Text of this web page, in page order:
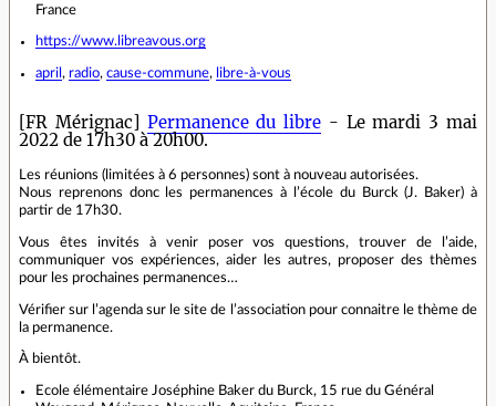
France
https://www.libreavous.org
april , radio, cause-commune, libre-à-vous
[FR Mérignac] Permanence du libre - Le mardi 3 mai
2022 de 17h30 à 20h00.
Les réunions (limitées à 6 personnes) sont à nouveau autorisées.
Nous reprenons donc les permanences à l’école du Burck (J. Baker) à
partir de 17h30.
Vous êtes invités à venir poser vos questions, trouver de l’aide,
communiquer vos expériences, aider les autres, proposer des thèmes
pour les prochaines permanences…
Vérifier sur l’agenda sur le site de l’association pour connaitre le thème de
la permanence.
À bientôt.
Ecole élémentaire Joséphine Baker du Burck, 15 rue du Général